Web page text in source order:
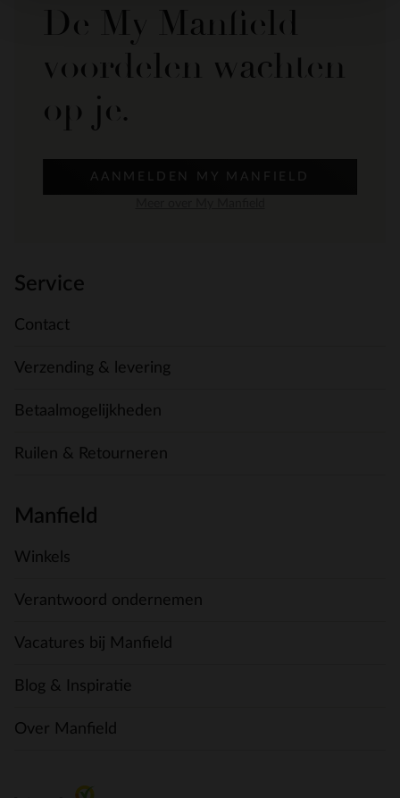
De My Manfield
voordelen wachten
op je.
AANMELDEN MY MANFIELD
Service
Contact
Verzending & levering
Betaalmogelijkheden
Ruilen & Retourneren
Manfield
Winkels
Verantwoord ondernemen
Vacatures bij Manfield
Blog & Inspiratie
Over Manfield